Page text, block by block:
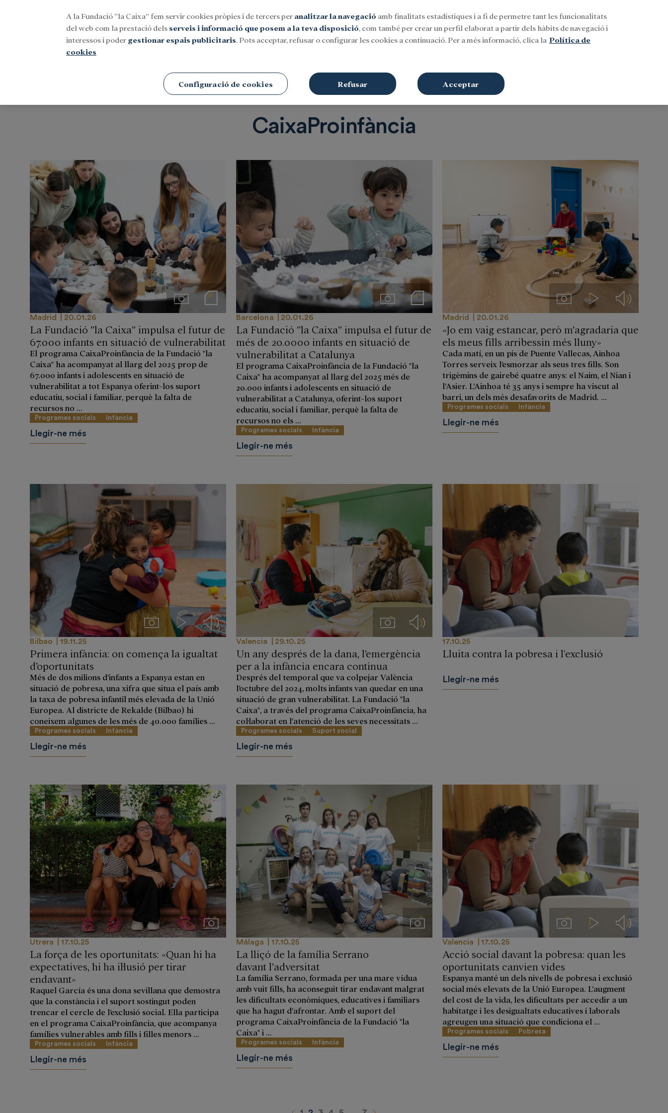
Iniciar sessió Buscar
CaixaProinfància
ImágenesNotas de prensa
Madrid 20.01.26
La Fundació ”la Caixa” impulsa el futur de
67.000 infants en situació de vulnerabilitat
El programa CaixaProinfància de la Fundació "la
Caixa" ha acompanyat al llarg del 2025 prop de
67.000 infants i adolescents en situació de
vulnerabilitat a tot Espanya oferint-los suport
educatiu, social i familiar, perquè la falta de
recursos no ...
Programes socials Infància
Llegir-ne més
ImágenesNotas de prensa
Barcelona 20.01.26
La Fundació ”la Caixa” impulsa el futur de
més de 20.0000 infants en situació de
vulnerabilitat a Catalunya
El programa CaixaProinfància de la Fundació "la
Caixa" ha acompanyat al llarg del 2025 més de
20.000 infants i adolescents en situació de
vulnerabilitat a Catalunya, oferint-los suport
educatiu, social i familiar, perquè la falta de
recursos no els ...
Programes socials Infància
Llegir-ne més
ImágenesVideos Audios
Madrid 20.01.26
«Jo em vaig estancar, però m’agradaria que
els meus fills arribessin més lluny»
Cada matí, en un pis de Puente Vallecas, Ainhoa
Torres serveix l’esmorzar als seus tres fills. Son
trigèmins de gairebé quatre anys: el Naim, el Nian i
l’Asier. L’Ainhoa té 35 anys i sempre ha viscut al
barri, un dels més desafavorits de Madrid. ...
Programes socials Infància
Llegir-ne més
ImágenesVideos Audios
Bilbao 19.11.25
Primera infància: on comença la igualtat
d’oportunitats
Més de dos milions d’infants a Espanya estan en
situació de pobresa, una xifra que situa el país amb
la taxa de pobresa infantil més elevada de la Unió
Europea. Al districte de Rekalde (Bilbao) hi
coneixem algunes de les més de 40.000 famílies ...
Programes socials Infància
Llegir-ne més
Imágenes Audios
Valencia 29.10.25
Un any després de la dana, l’emergència
per a la infància encara continua
Després del temporal que va colpejar València
l’octubre del 2024, molts infants van quedar en una
situació de gran vulnerabilitat. La Fundació "la
Caixa", a través del programa CaixaProinfància, ha
col·laborat en l’atenció de les seves necessitats ...
Programes socials Suport social
Llegir-ne més
17.10.25
Lluita contra la pobresa i l'exclusió
Llegir-ne més
Imágenes
Utrera 17.10.25
La força de les oportunitats: «Quan hi ha
expectatives, hi ha il·lusió per tirar
endavant»
Raquel García és una dona sevillana que demostra
que la constància i el suport sostingut poden
trencar el cercle de l’exclusió social. Ella participa
en el programa CaixaProinfància, que acompanya
famílies vulnerables amb fills i filles menors ...
Programes socials Infància
Llegir-ne més
Imágenes
Málaga 17.10.25
La lliçó de la família Serrano
davant l’adversitat
La família Serrano, formada per una mare vídua
amb vuit fills, ha aconseguit tirar endavant malgrat
les dificultats econòmiques, educatives i familiars
que ha hagut d’afrontar. Amb el suport del
programa CaixaProinfància de la Fundació "la
Caixa" i ...
Programes socials Infància
Llegir-ne més
ImágenesVideos Audios
Valencia 17.10.25
Acció social davant la pobresa: quan les
oportunitats canvien vides
Espanya manté un dels nivells de pobresa i exclusió
social més elevats de la Unió Europea. L’augment
del cost de la vida, les dificultats per accedir a un
habitatge i les desigualtats educatives i laborals
agreugen una situació que condiciona el ...
Programes socials Pobresa
Llegir-ne més
A la Fundació ”la Caixa” fem servir cookies pròpies i de tercers per analitzar la navegació amb finalitats estadístiques i a fi de permetre tant les funcionalitats
del web com la prestació dels serveis i informació que posem a la teva disposició, com també per crear un perfil elaborat a partir dels hàbits de navegació i
interessos i poder gestionar espais publicitaris. Pots acceptar, refusar o configurar les cookies a continuació. Per a més informació, clica la Política de
cookies
Configuració de cookies Refusar Acceptar